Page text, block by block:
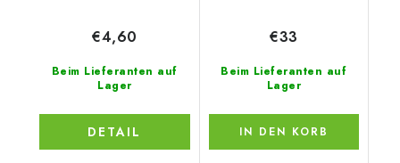
Beim Lieferanten auf
Lager
€4,60
DETAIL
Beim Lieferanten auf
Lager
€33
IN DEN KORB